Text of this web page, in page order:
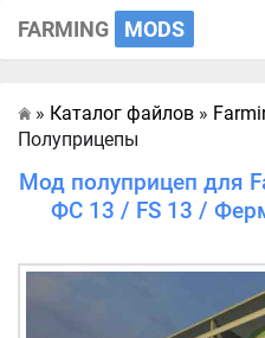
FARMING MODS
Главная
» Каталог файлов »
Полуприцепы
Мод полуприцеп для
ФС 13 / FS 13 /